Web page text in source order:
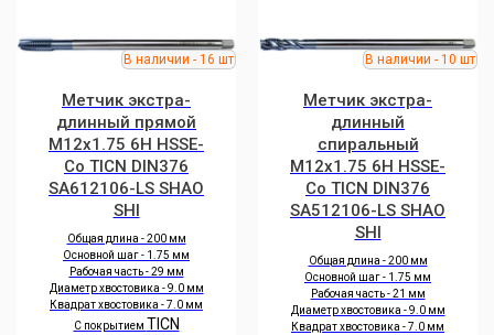
Метчик экстра-
длинный прямой
M12x1.75 6H HSSE-
Co TICN DIN376
SA612106-LS SHAO
SHI
Общая длина - 200 мм
Основной шаг - 1.75 мм
Рабочая часть - 29 мм
Диаметр хвостовика - 9.0 мм
Квадрат хвостовика - 7.0 мм
С покрытием TICN
Метчик экстра-
длинный
спиральный
M12x1.75 6H HSSE-
Co TICN DIN376
SA512106-LS SHAO
SHI
Общая длина - 200 мм
Основной шаг - 1.75 мм
Рабочая часть - 21 мм
Диаметр хвостовика - 9.0 мм
Квадрат хвостовика - 7.0 мм